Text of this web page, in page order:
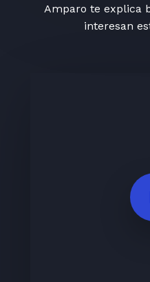
Amparo te explica
interesan
Play